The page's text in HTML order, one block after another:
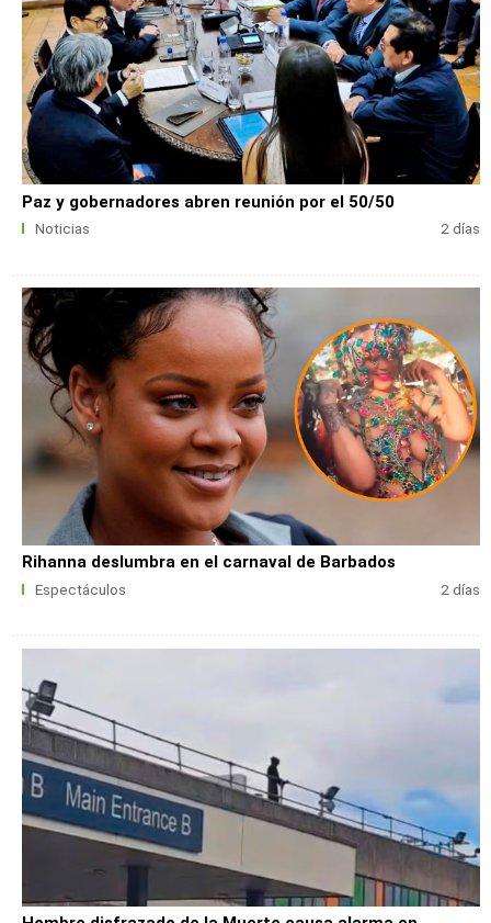
Paz y gobernadores abren reunión por el 50/50
Noticias 2 días
Rihanna deslumbra en el carnaval de Barbados
Espectáculos 2 días